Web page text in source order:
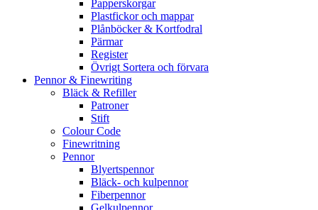
Papperskorgar
Plastfickor och mappar
Plånböcker & Kortfodral
Pärmar
Register
Övrigt Sortera och förvara
Pennor & Finewriting
Bläck & Refiller
Patroner
Stift
Colour Code
Finewritning
Pennor
Blyertspennor
Bläck- och kulpennor
Fiberpennor
Gelkulpennor